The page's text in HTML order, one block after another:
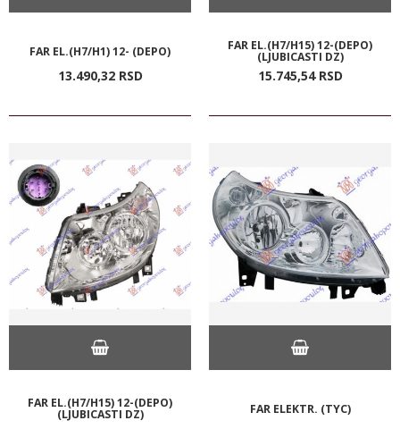
FAR EL.(H7/H1) 12- (DEPO)
13.490,32 RSD
FAR EL.(H7/H15) 12-(DEPO)
(LJUBICASTI DZ)
15.745,54 RSD
FAR EL.(H7/H15) 12-(DEPO)
(LJUBICASTI DZ) FAR ELEKTR. (TYC)